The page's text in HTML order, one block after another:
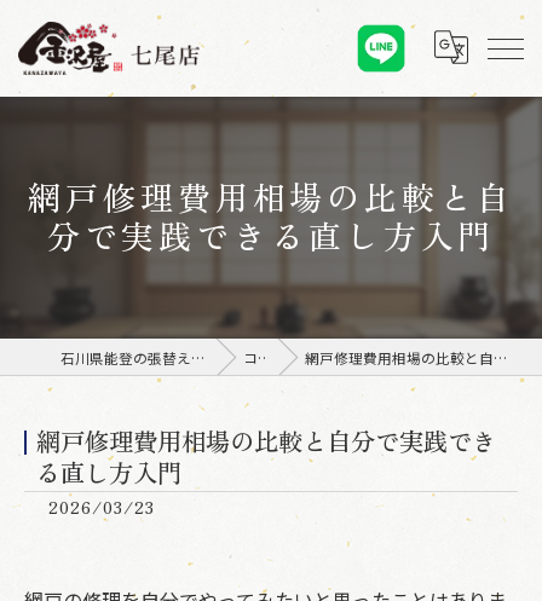
網戸修理費用相場の比較と自
分で実践できる直し方入門
石川県能登の張替えなら金沢屋 七尾店 コラム 網戸修理費用相場の比較と自分で実践できる直し方入門
網戸修理費用相場の比較と自分で実践でき
る直し方入門
2026/03/23